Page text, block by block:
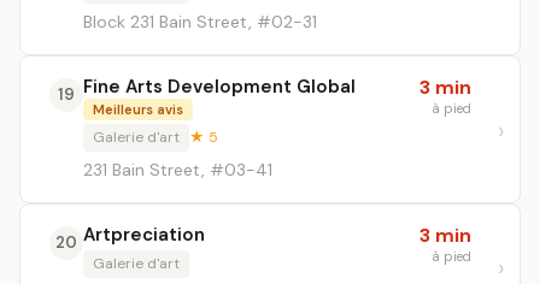
Block 231 Bain Street, #02-31
19 Fine Arts Development Global
Meilleurs avis
Galerie d'art ★ 5
231 Bain Street, #03-41
3 min
à pied
20 Artpreciation
Galerie d'art
3 min
à pied